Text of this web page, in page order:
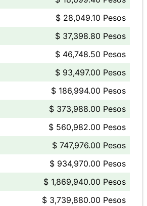
$ 28,049.10 Pesos
$ 37,398.80 Pesos
$ 46,748.50 Pesos
$ 93,497.00 Pesos
$ 186,994.00 Pesos
$ 373,988.00 Pesos
$ 560,982.00 Pesos
$ 747,976.00 Pesos
$ 934,970.00 Pesos
$ 1,869,940.00 Pesos
$ 3,739,880.00 Pesos